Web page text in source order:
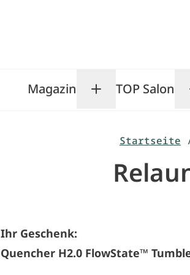
Magazin ToggleTOP Salon
Startseite
Ihr Geschenk:
Quencher H2.0 FlowState™